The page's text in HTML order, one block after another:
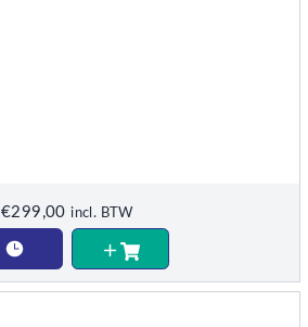
€299,00 incl. BTW